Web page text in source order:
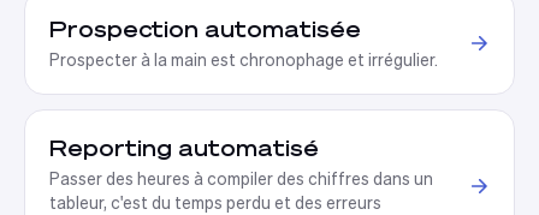
Prospection automatisée
Prospecter à la main est chronophage et irrégulier.
Reporting automatisé
Passer des heures à compiler des chiffres dans un
tableur, c'est du temps perdu et des erreurs